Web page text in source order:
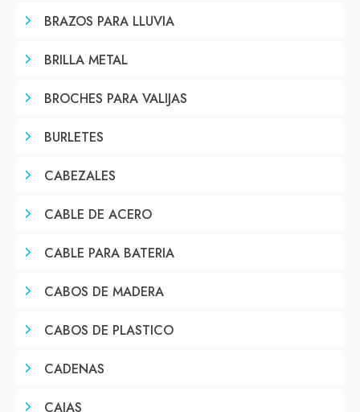
BRAZOS PARA LLUVIA
BRILLA METAL
BROCHES PARA VALIJAS
BURLETES
CABEZALES
CABLE DE ACERO
CABLE PARA BATERIA
CABOS DE MADERA
CABOS DE PLASTICO
CADENAS
CAJAS